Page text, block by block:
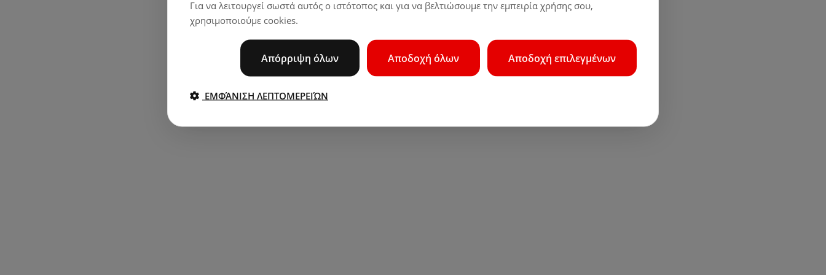
Για να λειτουργεί σωστά αυτός ο ιστότοπος και για να βελτιώσουμε την εμπειρία χρήσης σου,
χρησιμοποιούμε cookies.
Αποδοχή επιλεγμένων
Αποδοχή όλων
Απόρριψη όλων
ΕΜΦΆΝΙΣΗ ΛΕΠΤΟΜΕΡΕΙΏΝ